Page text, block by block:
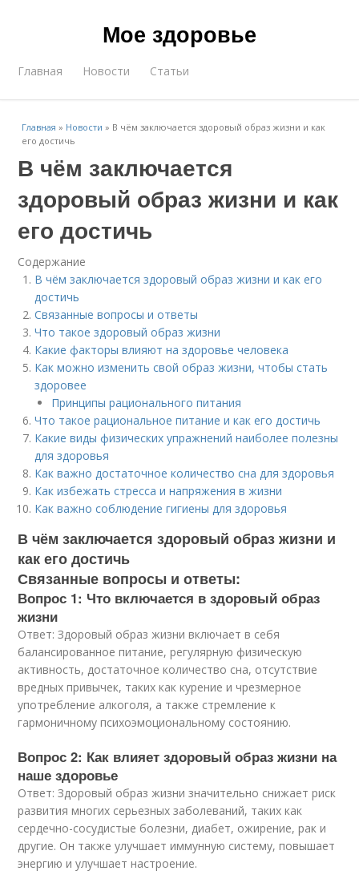
Мое здоровье
Главная Новости Статьи
Главная » Новости » В чём заключается здоровый образ жизни и как
его достичь
В чём заключается
здоровый образ жизни и как
его достичь
Содержание
В чём заключается здоровый образ жизни и как его
достичь
Связанные вопросы и ответы
Что такое здоровый образ жизни
Какие факторы влияют на здоровье человека
Как можно изменить свой образ жизни, чтобы стать
здоровее
Принципы рационального питания
Что такое рациональное питание и как его достичь
Какие виды физических упражнений наиболее полезны
для здоровья
Как важно достаточное количество сна для здоровья
Как избежать стресса и напряжения в жизни
Как важно соблюдение гигиены для здоровья
В чём заключается здоровый образ жизни и
как его достичь
Связанные вопросы и ответы:
Вопрос 1: Что включается в здоровый образ
жизни
Ответ: Здоровый образ жизни включает в себя
балансированное питание, регулярную физическую
активность, достаточное количество сна, отсутствие
вредных привычек, таких как курение и чрезмерное
употребление алкоголя, а также стремление к
гармоничному психоэмоциональному состоянию.
Вопрос 2: Как влияет здоровый образ жизни на
наше здоровье
Ответ: Здоровый образ жизни значительно снижает риск
развития многих серьезных заболеваний, таких как
сердечно-сосудистые болезни, диабет, ожирение, рак и
другие. Он также улучшает иммунную систему, повышает
энергию и улучшает настроение.